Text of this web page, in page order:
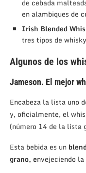
de cebada
en alambiques de
Irish Blended
tres tipos de
Algunos de los
Jameson. El mejor
Encabeza la lista uno
y, oficialmente, el
(número 14 de la lista
Esta bebida es un
grano, envejeciendo